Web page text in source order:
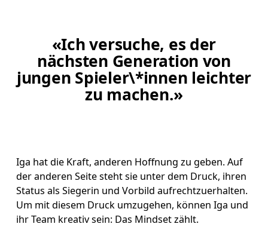
«Ich versuche, es der
nächsten Generation von
jungen Spieler\*innen leichter
zu machen.»
Iga hat die Kraft, anderen Hoffnung zu geben. Auf
der anderen Seite steht sie unter dem Druck, ihren
Status als Siegerin und Vorbild aufrechtzuerhalten.
Um mit diesem Druck umzugehen, können Iga und
ihr Team kreativ sein: Das Mindset zählt.